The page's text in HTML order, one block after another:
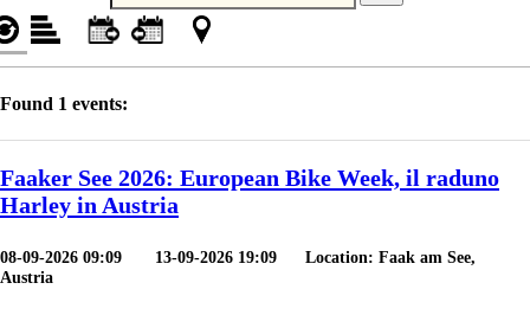
Found 1 events:
Faaker See 2026: European Bike Week, il raduno
Harley in Austria
08-09-2026 09:09
13-09-2026 19:09 Location: Faak am See,
Austria